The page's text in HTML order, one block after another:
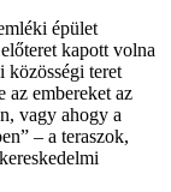
épület
kapott volna
közösségi teret
az embereket az
vagy ahogy a
– a teraszok,